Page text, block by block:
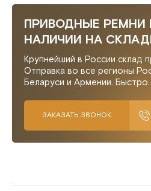
ПРИВОДНЫЕ РЕМНИ
НАЛИЧИИ НА
Крупнейший в России склад
Отправка во все регионы
Беларуси и Армении.
ЗАКАЗАТЬ ЗВОНОК